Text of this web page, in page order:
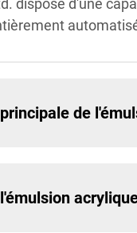
dispose d'une
de